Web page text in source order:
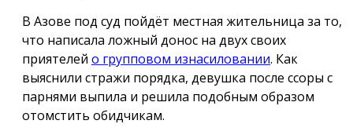
В Азове под суд пойдёт местная жительница за то,
что написала ложный донос на двух своих
приятелей о групповом изнасиловании. Как
выяснили стражи порядка, девушка после ссоры с
парнями выпила и решила подобным образом
отомстить обидчикам.